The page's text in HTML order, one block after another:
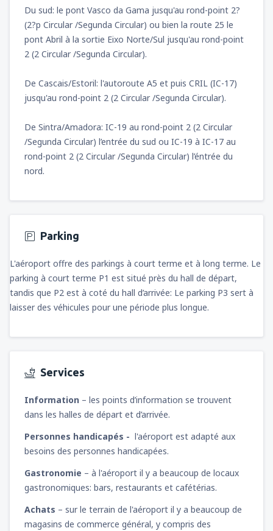
Du sud: le pont Vasco da Gama jusqu'au rond-point 2?
(2?p Circular /Segunda Circular) ou bien la route 25 le
pont Abril à la sortie Eixo Norte/Sul jusqu'au rond-point
2 (2 Circular /Segunda Circular).
De Cascais/Estoril: l'autoroute A5 et puis CRIL (IC-17)
jusqu'au rond-point 2 (2 Circular /Segunda Circular).
De Sintra/Amadora: IC-19 au rond-point 2 (2 Circular
/Segunda Circular) l’entrée du sud ou IC-19 à IC-17 au
rond-point 2 (2 Circular /Segunda Circular) l’éntrée du
nord.
Parking
L'aéroport offre des parkings à court terme et à long terme. Le
parking à court terme P1 est situé près du hall de départ,
tandis que P2 est à coté du hall d’arrivée: Le parking P3 sert à
laisser des véhicules pour une période plus longue.
Services
Information – les points d’information se trouvent
dans les halles de départ et d’arrivée.
Personnes handicapés - l'aéroport est adapté aux
besoins des personnes handicapées.
Gastronomie – à l'aéroport il y a beaucoup de locaux
gastronomiques: bars, restaurants et cafétérias.
Achats – sur le terrain de l'aéroport il y a beaucoup de
magasins de commerce général, y compris des